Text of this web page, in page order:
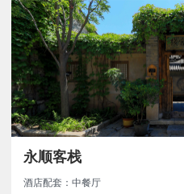
永顺客栈
酒店配套：中餐厅